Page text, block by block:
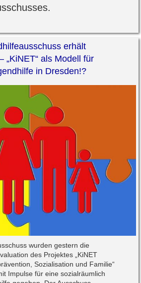
erhält
„KiNET“ als Modell für
in Dresden!?
wurden gestern die
des Projektes „KiNET
Sozialisation und Familie“
Impulse für eine sozialräumlich